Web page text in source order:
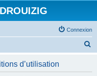
Connexion
d’utilisation